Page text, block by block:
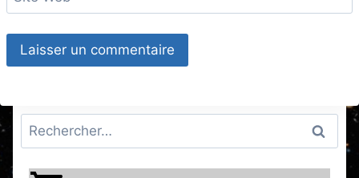
Rechercher :